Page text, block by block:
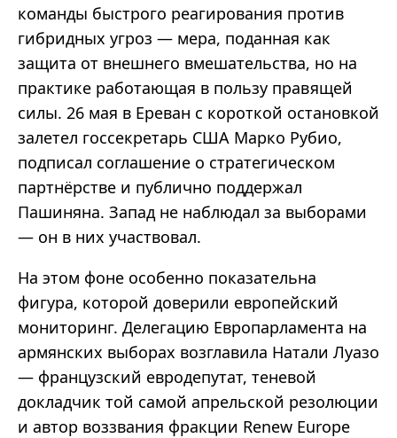
команды быстрого реагирования против
гибридных угроз — мера, поданная как
защита от внешнего вмешательства, но на
практике работающая в пользу правящей
силы. 26 мая в Ереван с короткой остановкой
залетел госсекретарь США Марко Рубио,
подписал соглашение о стратегическом
партнёрстве и публично поддержал
Пашиняна. Запад не наблюдал за выборами
— он в них участвовал.
На этом фоне особенно показательна
фигура, которой доверили европейский
мониторинг. Делегацию Европарламента на
армянских выборах возглавила Натали Луазо
— французский евродепутат, теневой
докладчик той самой апрельской резолюции
и автор воззвания фракции Renew Europe